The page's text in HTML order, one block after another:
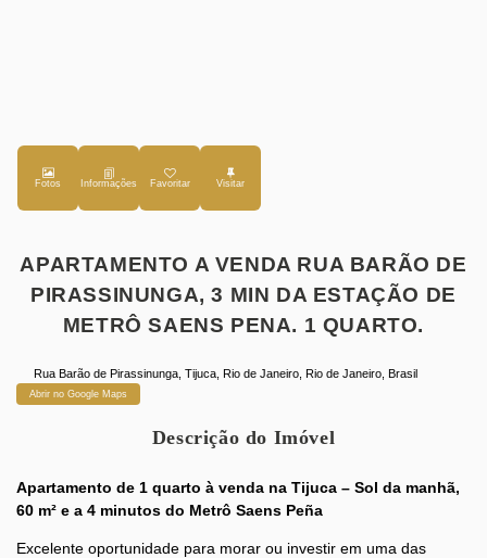
Fotos Favoritar
APARTAMENTO A VENDA RUA BARÃO DE
PIRASSINUNGA, 3 MIN DA ESTAÇÃO DE
METRÔ SAENS PENA. 1 QUARTO.
Rua Barão de Pirassinunga ,Tijuca ,Rio de Janeiro ,Rio de Janeiro ,Brasil
Abrir no Google Maps
Descrição do Imóvel
Apartamento de 1 quarto à venda na Tijuca – Sol da manhã,
60 m² e a 4 minutos do Metrô Saens Peña
Excelente oportunidade para morar ou investir em uma das